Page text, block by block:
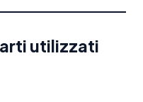
utilizzati